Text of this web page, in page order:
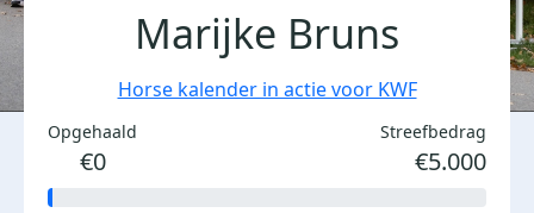
Marijke Bruns
Horse kalender in actie voor KWF
Opgehaald
€0
Streefbedrag
€5.000